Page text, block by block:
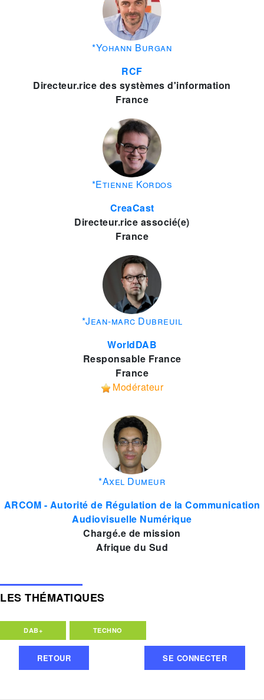
*Yohann Burgan
RCF
Directeur.rice des systèmes d'information
France
*Etienne Kordos
CreaCast
Directeur.rice associé(e)
France
*Jean-marc Dubreuil
WorldDAB
Responsable France
France
Modérateur
*Axel Dumeur
ARCOM - Autorité de Régulation de la Communication
Audiovisuelle Numérique
Chargé.e de mission
Afrique du Sud
LES THÉMATIQUES
DAB+ TECHNO
RETOUR SE CONNECTER